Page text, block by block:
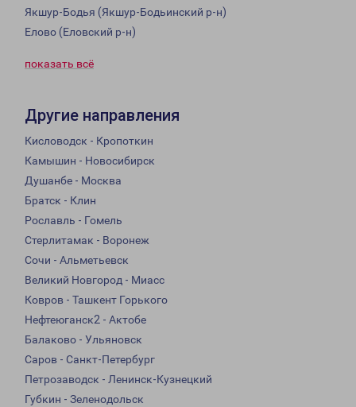
Якшур-Бодья (Якшур-Бодьинский р-н)
Елово (Еловский р-н)
показать всё
Другие направления
Кисловодск - Кропоткин
Камышин - Новосибирск
Душанбе - Москва
Братск - Клин
Рославль - Гомель
Стерлитамак - Воронеж
Сочи - Альметьевск
Великий Новгород - Миасс
Ковров - Ташкент Горького
Нефтеюганск2 - Актобе
Балаково - Ульяновск
Саров - Санкт-Петербург
Петрозаводск - Ленинск-Кузнецкий
Губкин - Зеленодольск